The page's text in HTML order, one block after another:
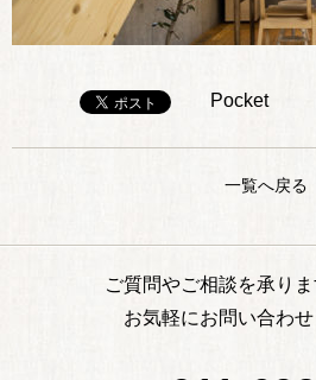
Pocket
一覧へ戻る
ご質問やご相談を承りま
お気軽にお問い合わせ